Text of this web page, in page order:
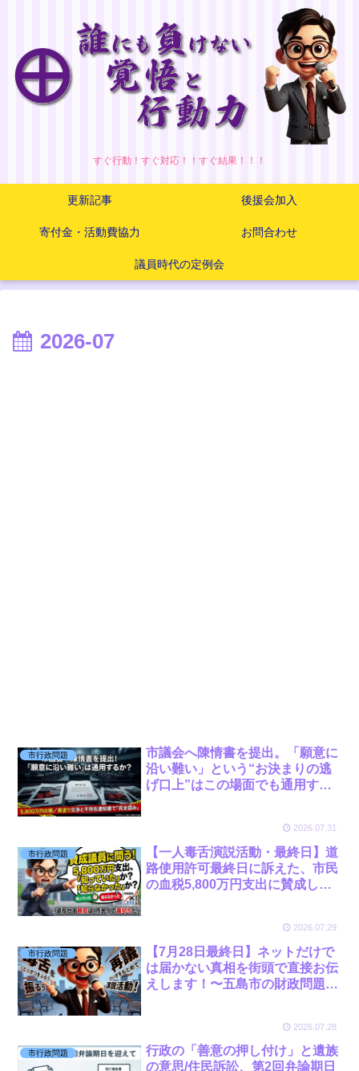
すぐ行動！すぐ対応！！すぐ結果！！！
更新記事 後援会加入
寄付金・活動費協力 お問合わせ
議員時代の定例会
2026-07
市行政問題
市議会へ陳情書を提出。「願意に
沿い難い」という“お決まりの逃
げ口上”はこの場面でも通用する
2026.07.31
市行政問題
【一人毒舌演説活動・最終日】道
路使用許可最終日に訴えた、市民
の血税5,800万円支出に賛成した
2026.07.29
市行政問題
【7月28日最終日】ネットだけで
は届かない真相を街頭で直接お伝
えします！〜五島市の財政問題と
2026.07.28
市行政問題
行政の「善意の押し付け」と遺族
の意思/住民訴訟、第2回弁論期日